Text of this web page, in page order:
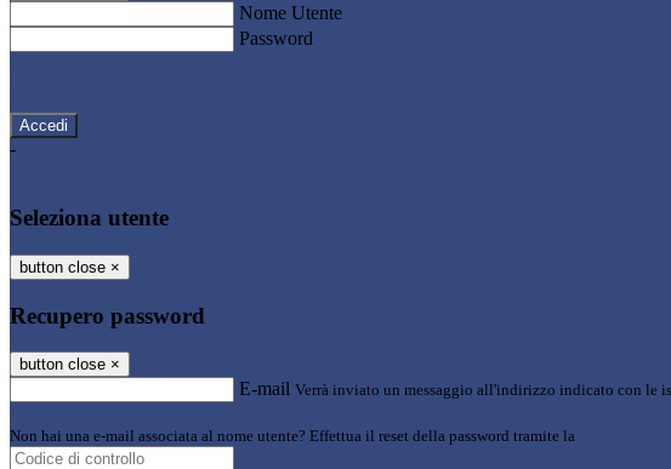
Nome Utente
Password
-
Seleziona utente
button close ×
Recupero password
button close ×
E-mail Verrà inviato un messaggio all'indirizzo indicato con le
Non hai una e-mail associata al nome utente? Effettua il reset della password tramite la